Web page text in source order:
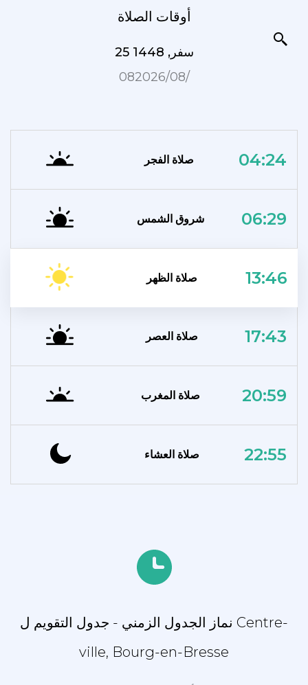
أوقات الصلاة
25 سفر, 1448
08‏/08‏/2026
صلاة الفجر 04:24
شروق الشمس 06:29
صلاة الظهر 13:46
صلاة العصر 17:43
صلاة المغرب 20:59
صلاة العشاء 22:55
نماز الجدول الزمني - جدول التقويم ل Centre-
ville, Bourg-en-Bresse